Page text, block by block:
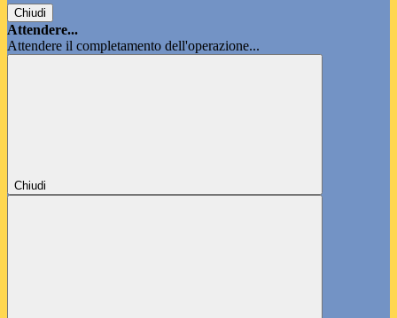
Chiudi
Attendere...
Attendere il completamento dell'operazione...
Chiudi